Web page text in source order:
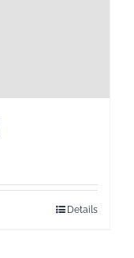
Details